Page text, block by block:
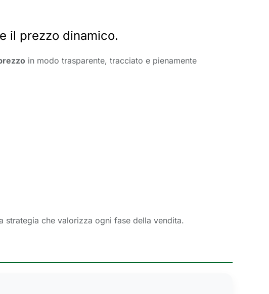
il prezzo dinamico.
in modo trasparente, tracciato e pienamente
strategia che valorizza ogni fase della vendita.